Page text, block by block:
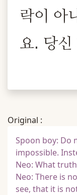
락이 아
요. 당신
Original :
Spoon boy: Do
impossible.
Neo: What
Neo: There is
see, that it is